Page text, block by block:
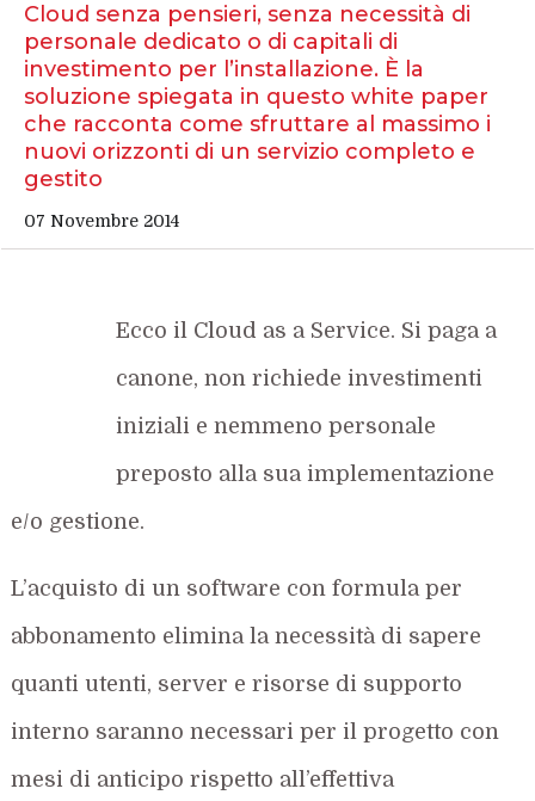
Cloud senza pensieri, senza necessità di
personale dedicato o di capitali di
investimento per l’installazione. È la
soluzione spiegata in questo white paper
che racconta come sfruttare al massimo i
nuovi orizzonti di un servizio completo e
gestito
07 Novembre 2014
Ecco il Cloud as a Service. Si paga a
canone, non richiede investimenti
iniziali e nemmeno personale
preposto alla sua implementazione
e/o gestione.
L’acquisto di un software con formula per
abbonamento elimina la necessità di sapere
quanti utenti, server e risorse di supporto
interno saranno necessari per il progetto con
mesi di anticipo rispetto all’effettiva